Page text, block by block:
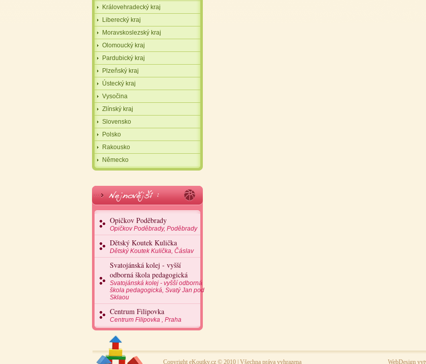
Královehradecký kraj
Liberecký kraj
Moravskoslezský kraj
Olomoucký kraj
Pardubický kraj
Plzeňský kraj
Ústecký kraj
Vysočina
Zlínský kraj
Slovensko
Polsko
Rakousko
Německo
Opičkov Poděbrady
Opičkov Poděbrady, Poděbrady
Dětský Koutek Kulička
Dětský Koutek Kulička, Čáslav
Svatojánská kolej - vyšší
odborná škola pedagogická
Svatojánská kolej - vyšší odborná
škola pedagogická, Svatý Jan pod
Sklaou
Centrum Filipovka
Centrum Filipovka , Praha
Copyright eKoutky.cz © 2010 | Všechna práva vyhrazena WebDesign